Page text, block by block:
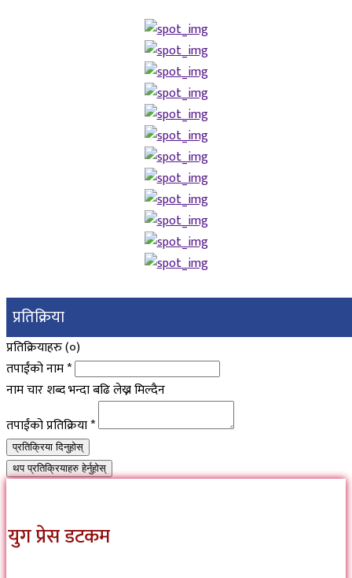
प्रतिक्रिया
प्रतिक्रियाहरु (०)
तपाईंको नाम*
नाम चार शब्द भन्दा बढि लेख्न मिल्दैन
तपाईंको प्रतिक्रिया*
प्रतिक्रिया दिनुहोस्
थप प्रतिक्रियाहरु हेर्नुहोस्
युग प्रेस डटकम